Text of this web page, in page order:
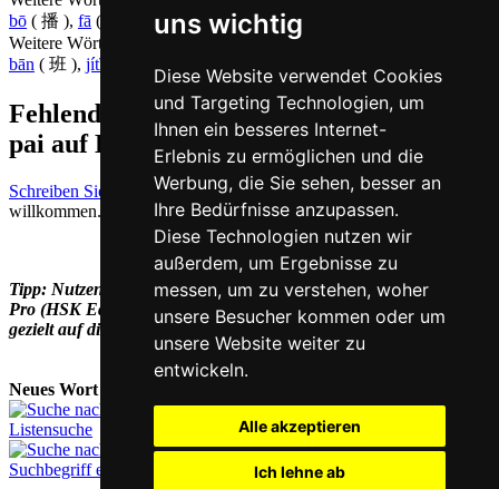
uns wichtig
Diese Website verwendet Cookies
und Targeting Technologien, um
Ihnen ein besseres Internet-
Erlebnis zu ermöglichen und die
Werbung, die Sie sehen, besser an
Ihre Bedürfnisse anzupassen.
Diese Technologien nutzen wir
außerdem, um Ergebnisse zu
messen, um zu verstehen, woher
unsere Besucher kommen oder um
unsere Website weiter zu
entwickeln.
Alle akzeptieren
Ich lehne ab
bō ( 播 ), fā ( 发 ), guăngbō ( 广播 ), jì( 寄 ),
Weitere Wörter, die ebenfalls
Gruppe auf Chinesisch
bān ( 班 ), jítĭ
Fehlende oder falsche Übersetzung für
pai auf Deutsch melden
Schreiben Sie uns!
Ihr Feedback und konstruktive Kritik sind stets
willkommen.
Tipp: Nutzen Sie unseren Chinesisch-Vokabeltrainer Han Trainer
Pro (HSK Edition) zurHSK Vorbereitungund bereiten Sie sich
gezielt auf diese Prüfung vor.
Neues Wort nachschlagen:
Listensuche
Suchbegriff eingeben